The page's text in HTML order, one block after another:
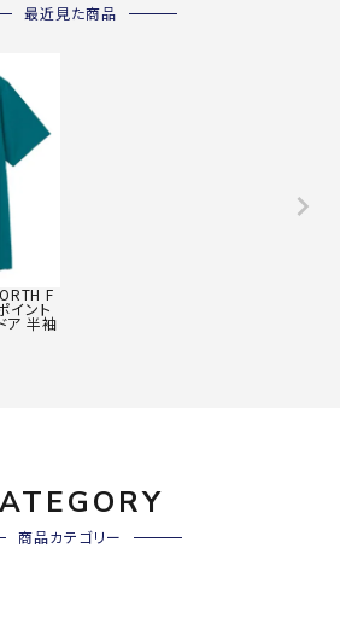
最近見た商品
F
イント
ア 半袖
商品カテゴリー